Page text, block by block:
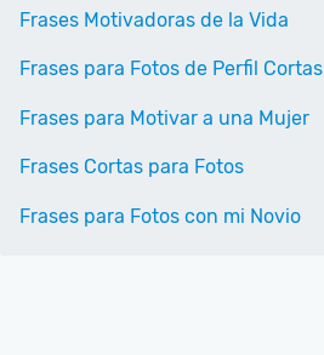
Frases Motivadoras de la Vida
Frases para Fotos de Perfil Cortas
Frases para Motivar a una Mujer
Frases Cortas para Fotos
Frases para Fotos con mi Novio